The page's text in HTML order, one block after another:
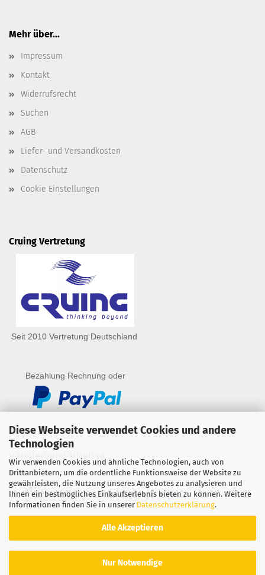
Diese Webseite verwendet Cookies und andere
Technologien
Wir verwenden Cookies und ähnliche Technologien, auch von
Drittanbietern, um die ordentliche Funktionsweise der Website zu
gewährleisten, die Nutzung unseres Angebotes zu analysieren und
Ihnen ein bestmögliches Einkaufserlebnis bieten zu können. Weitere
Informationen finden Sie in unserer Datenschutzerklärung.
Alle Akzeptieren
Nur Notwendige
Mehr über...
Impressum
Kontakt
Widerrufsrecht
Suchen
AGB
Liefer- und Versandkosten
Datenschutz
Cookie Einstellungen
Cruing Vertretung
Seit 2010 Vertretung Deutschland
Bezahlung Rechnung oder
Händlerbund Mitglied